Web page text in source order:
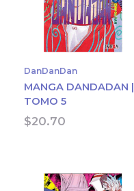
DanDanDan
MANGA DANDADAN |
TOMO 5
$20.70